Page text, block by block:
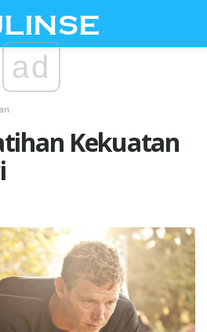
ad
Kekuatan